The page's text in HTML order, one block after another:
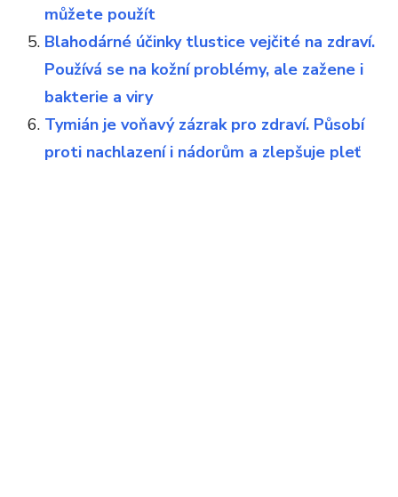
můžete použít
Blahodárné účinky tlustice vejčité na zdraví.
Používá se na kožní problémy, ale zažene i
bakterie a viry
Tymián je voňavý zázrak pro zdraví. Působí
proti nachlazení i nádorům a zlepšuje pleť